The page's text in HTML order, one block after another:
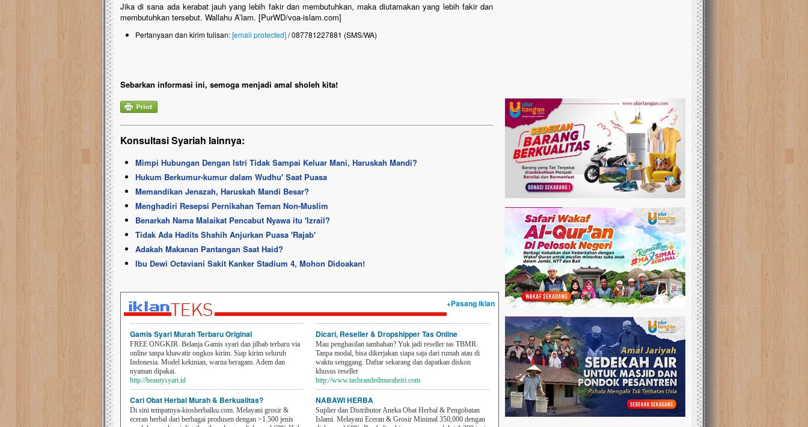
Jika di sana ada kerabat jauh yang lebih fakir dan membutuhkan, maka diutamakan yang lebih fakir dan
membutuhkan tersebut. Wallahu A’lam. [PurWD/voa-islam.com]
Pertanyaan dan kirim tulisan:[email protected]/ 087781227881 (SMS/WA)
Sebarkan informasi ini, semoga menjadi amal sholeh kita!
Konsultasi Syariah lainnya:
Mimpi Hubungan Dengan Istri Tidak Sampai Keluar Mani, Haruskah Mandi?
Hukum Berkumur-kumur dalam Wudhu' Saat Puasa
Memandikan Jenazah, Haruskah Mandi Besar?
Menghadiri Resepsi Pernikahan Teman Non-Muslim
Benarkah Nama Malaikat Pencabut Nyawa itu 'Izrail?
Tidak Ada Hadits Shahih Anjurkan Puasa 'Rajab'
Adakah Makanan Pantangan Saat Haid?
Ibu Dewi Octaviani Sakit Kanker Stadium 4, Mohon Didoakan!
+Pasang iklan
Gamis Syari Murah Terbaru Original
FREE ONGKIR. Belanja Gamis syari dan jilbab terbaru via
online tanpa khawatir ongkos kirim. Siap kirim seluruh
Indonesia. Model kekinian, warna beragam. Adem dan
nyaman dipakai.
http://beautysyari.id
Cari Obat Herbal Murah & Berkualitas?
Di sini tempatnya-kiosherbalku.com. Melayani grosir &
eceran herbal dari berbagai produsen dengan >1.500 jenis
Dicari, Reseller & Dropshipper Tas Online
Mau penghasilan tambahan? Yuk jadi reseller tas TBMR.
Tanpa modal, bisa dikerjakan siapa saja dari rumah atau di
waktu senggang. Daftar sekarang dan dapatkan diskon
khusus reseller
http://www.tasbrandedmurahriri.com
NABAWI HERBA
Suplier dan Distributor Aneka Obat Herbal & Pengobatan
Islami. Melayani Eceran & Grosir Minimal 350,000 dengan